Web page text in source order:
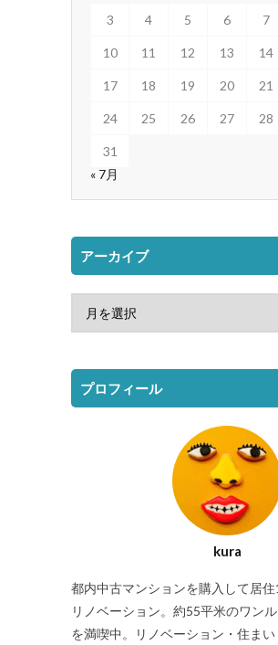
3 4 5 6 7
10 11 12 13 14
17 18 19 20 21
24 25 26 27 28
31
« 7月
アーカイブ
プロフィール
kura
都内中古マンションを購入して居
リノベーション。約55平米のワン
を満喫中。リノベーション・住ま